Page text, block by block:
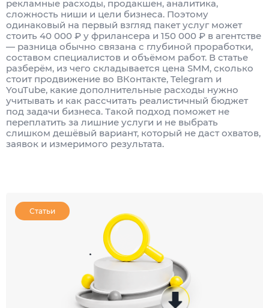
рекламные расходы, продакшен, аналитика,
сложность ниши и цели бизнеса. Поэтому
одинаковый на первый взгляд пакет услуг может
стоить 40 000 ₽ у фрилансера и 150 000 ₽ в агентстве
— разница обычно связана с глубиной проработки,
составом специалистов и объёмом работ. В статье
разберём, из чего складывается цена SMM, сколько
стоит продвижение во ВКонтакте, Telegram и
YouTube, какие дополнительные расходы нужно
учитывать и как рассчитать реалистичный бюджет
под задачи бизнеса. Такой подход поможет не
переплатить за лишние услуги и не выбрать
слишком дешёвый вариант, который не даст охватов,
заявок и измеримого результата.
Статьи